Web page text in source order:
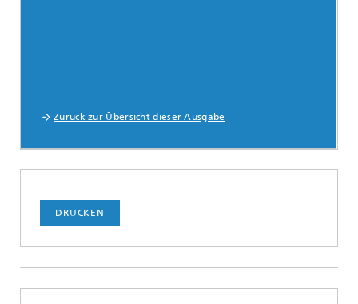
Zurück zur Übersicht dieser Ausgabe
DRUCKEN